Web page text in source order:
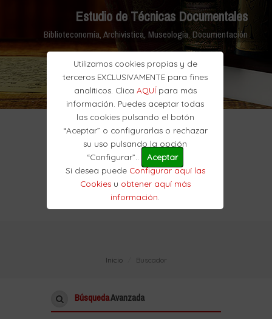
Utilizamos cookies propias y de
terceros EXCLUSIVAMENTE para fines
analíticos. Clica AQUÍpara más
información. Puedes aceptar todas
las cookies pulsando el botón
“Aceptar” o configurarlas o rechazar
su uso pulsando la opción
“Configurar”..
Aceptar
Si desea puede Configurar aquí las
Cookiesu obtener aquí más
información
Estudio de Técnicas Documentales
Biblioteconomía, Archivistica, Museología, Documentación
Inicio Buscador
BúsquedaAvanzada